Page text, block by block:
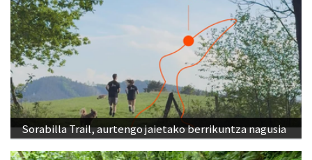
Sorabilla Trail, aurtengo jaietako berrikuntza nagusia